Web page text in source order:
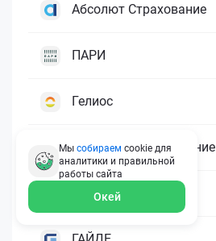
Абсолют Страхование
ПАРИ
Гелиос
Ренессанс Страхование
Зетта Страхование
Мы собираем cookie для
аналитики и правильной
работы сайта
Окей